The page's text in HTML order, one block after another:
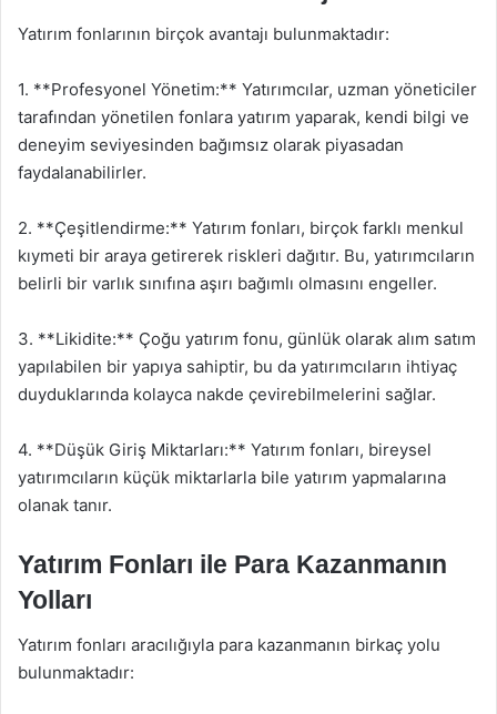
Yatırım fonlarının birçok avantajı bulunmaktadır:
1. **Profesyonel Yönetim:** Yatırımcılar, uzman yöneticiler
tarafından yönetilen fonlara yatırım yaparak, kendi bilgi ve
deneyim seviyesinden bağımsız olarak piyasadan
faydalanabilirler.
2. **Çeşitlendirme:** Yatırım fonları, birçok farklı menkul
kıymeti bir araya getirerek riskleri dağıtır. Bu, yatırımcıların
belirli bir varlık sınıfına aşırı bağımlı olmasını engeller.
3. **Likidite:** Çoğu yatırım fonu, günlük olarak alım satım
yapılabilen bir yapıya sahiptir, bu da yatırımcıların ihtiyaç
duyduklarında kolayca nakde çevirebilmelerini sağlar.
4. **Düşük Giriş Miktarları:** Yatırım fonları, bireysel
yatırımcıların küçük miktarlarla bile yatırım yapmalarına
olanak tanır.
Yatırım Fonları ile Para Kazanmanın
Yolları
Yatırım fonları aracılığıyla para kazanmanın birkaç yolu
bulunmaktadır: